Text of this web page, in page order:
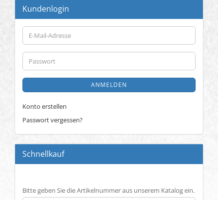
Kundenlogin
E-
Mail-
Adresse
Passwort
ANMELDEN
Konto erstellen
Passwort vergessen?
Schnellkauf
BITTE
Bitte geben Sie die Artikelnummer aus unserem Katalog ein.